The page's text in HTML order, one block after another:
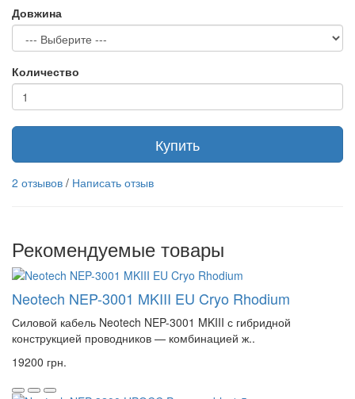
Довжина
Количество
Купить
2 отзывов / Написать отзыв
Рекомендуемые товары
Neotech NEP-3001 MKIII EU Cryo Rhodium
Силовой кабель Neotech NEP-3001 MKIII с гибридной
конструкцией проводников — комбинацией ж..
19200 грн.